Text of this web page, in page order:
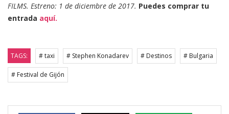
FILMS. Estreno: 1 de diciembre de 2017. Puedes comprar tu
entrada aquí.
TAGS: # taxi # Stephen Konadarev # Destinos # Bulgaria
# Festival de Gijón